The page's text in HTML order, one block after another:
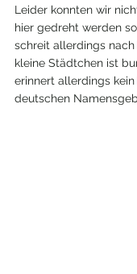
Leider konnten wir
hier gedreht werden
schreit allerdings nach
kleine Städtchen ist
erinnert allerdings
deutschen